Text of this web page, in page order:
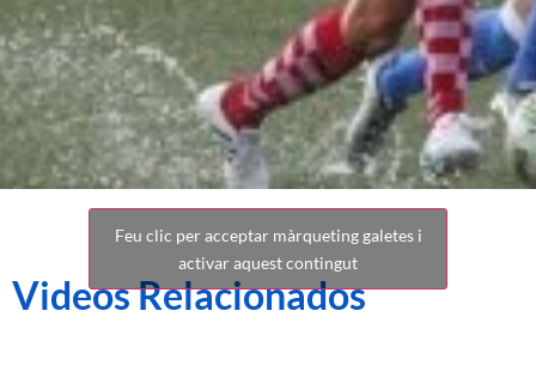
Feu clic per acceptar màrqueting galetes i
activar aquest contingut
Videos Relacionados